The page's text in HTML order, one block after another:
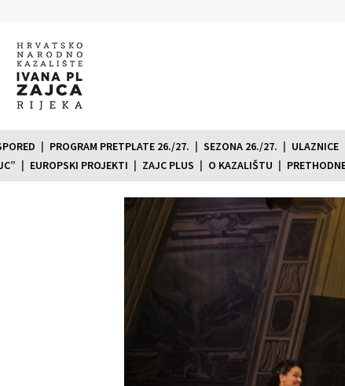
PROGRAM PRETPLATE 26./27. SEZONA 26./27. ULAZNICE
EUROPSKI PROJEKTI ZAJC PLUS O KAZALIŠTU